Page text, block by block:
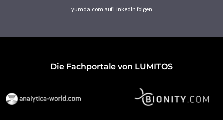
yumda.com auf LinkedIn folgen
Die Fachportale von LUMITOS